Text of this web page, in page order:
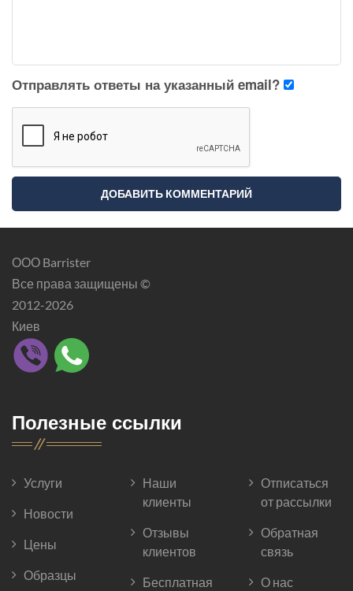
Отправлять ответы на указанный email?
ООО Barrister
Все права защищены ©
2012-2026
Киев
Полезные ссылки
Услуги
Новости
Цены
Образцы
Наши
клиенты
Отзывы
клиентов
Бесплатная
Отписаться
от рассылки
Обратная
связь
О нас